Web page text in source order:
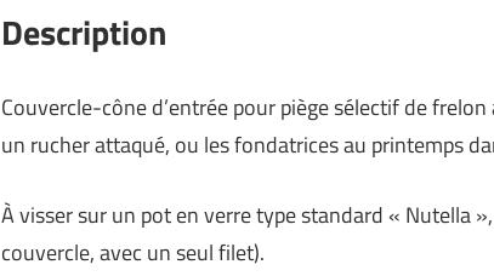
Description
Couvercle-cône d’entrée pour piège sélectif de
un rucher attaqué, ou les fondatrices au printemps
À visser sur un pot en verre type standard « Nutella
couvercle, avec un seul filet).